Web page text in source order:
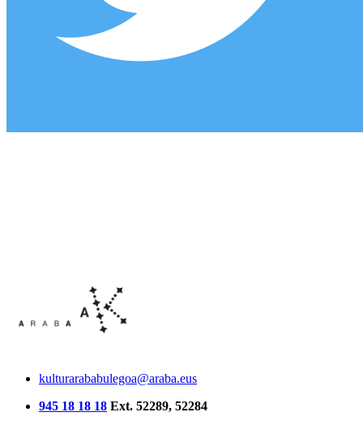
kulturarababulegoa@araba.eus
945 18 18 18 Ext. 52289, 52284